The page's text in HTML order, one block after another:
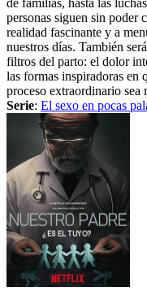
personas siguen sin poder
realidad fascinante y a
nuestros días. También
filtros del parto: el dolor
las formas inspiradoras en
proceso extraordinario sea
Serie: El sexo en pocas